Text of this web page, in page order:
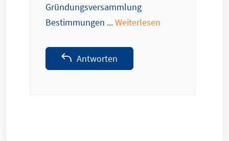
Gründungsversammlung
Bestimmungen ...Weiterlesen
Antworten